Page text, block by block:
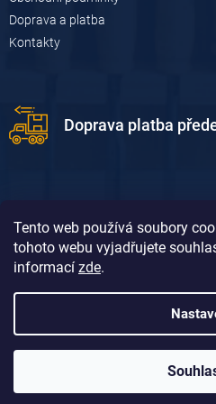
Tento web používá soubory
tohoto webu vyjadřujete
informací zde.
Doprava a platba
Kontakty
Doprava platba
Doprava platba